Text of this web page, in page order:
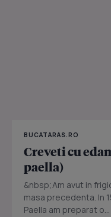
BUCATARAS.RO
Creveti cu
paella)
&nbsp;Am avut in
masa precedenta. In
Paella am preparat o...